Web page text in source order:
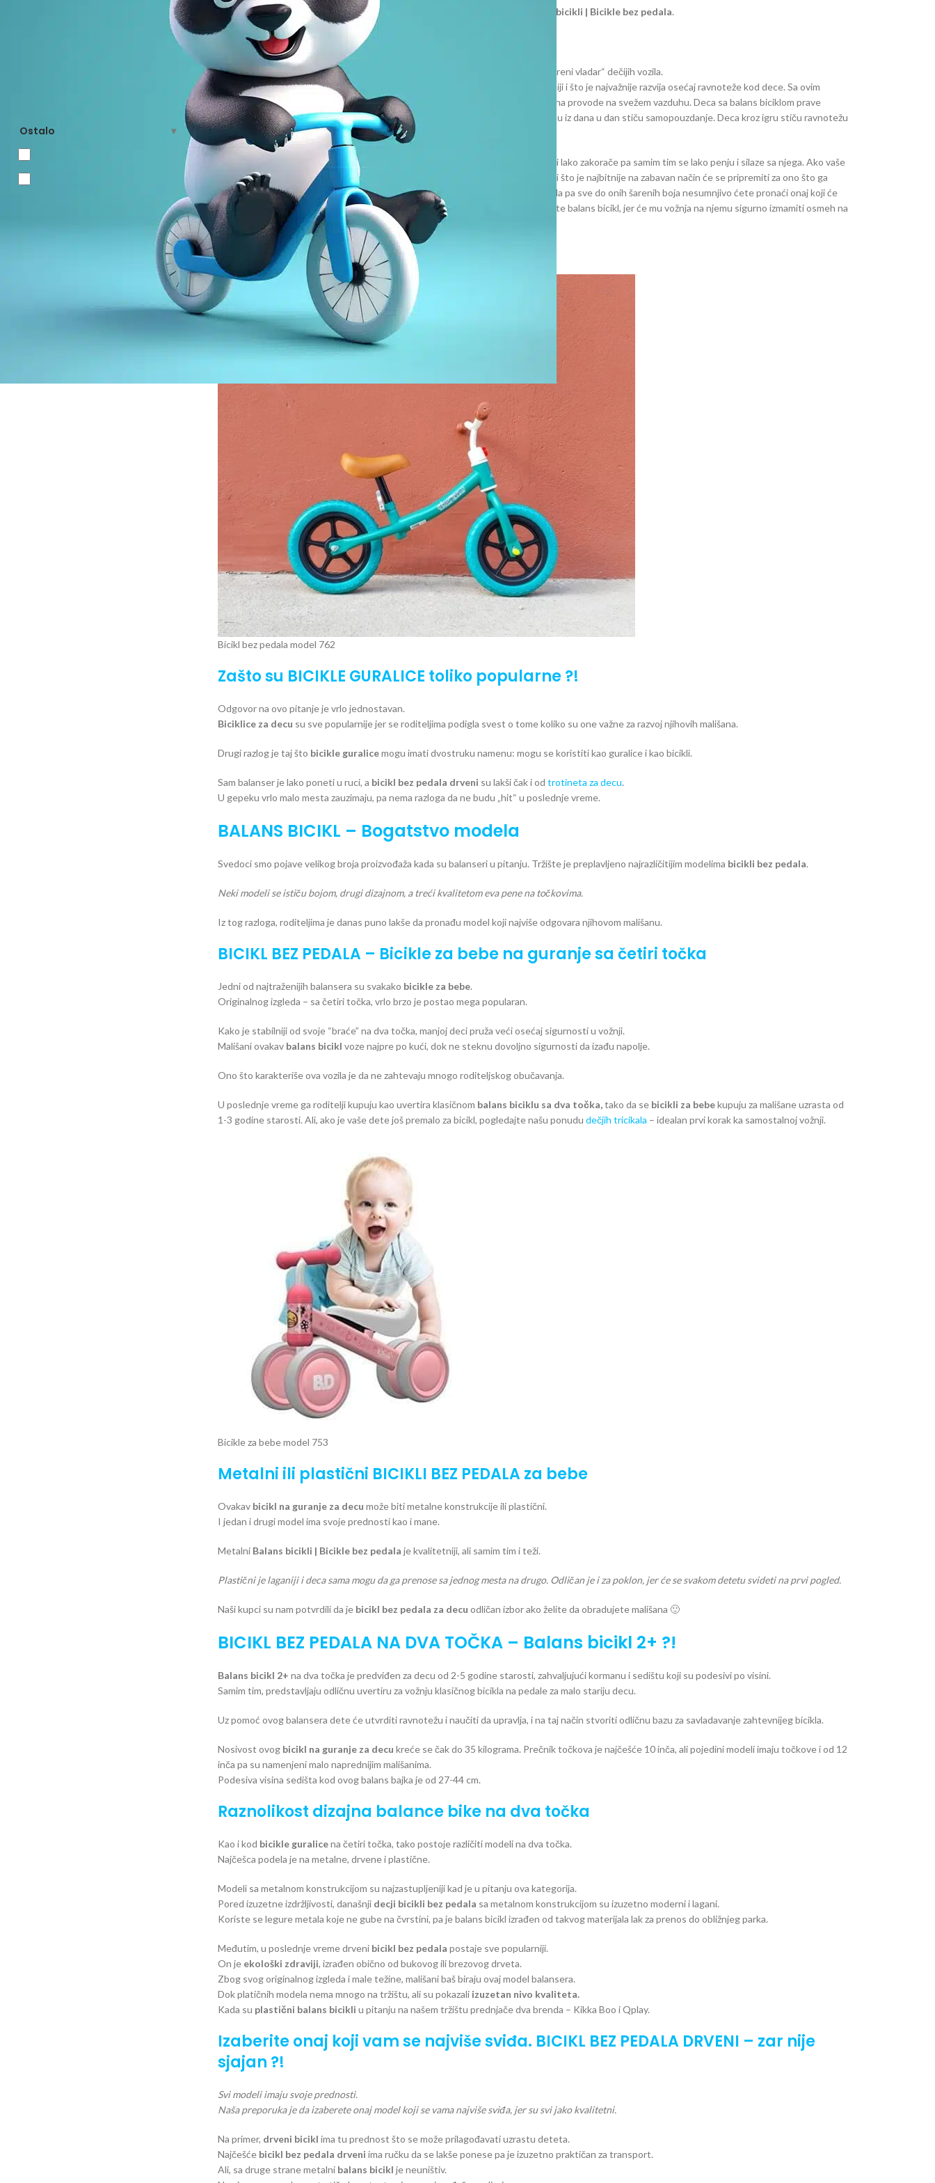
8.592
Ostalo
Kao što možete primetiti dok šetate parkom, sve je više dece koja voze Balans bicikli | Bicikle bez pedala.
Ako nisu najpopularnija vozila za decu, onda su među top četiri.
Odmah posle tricikala, trotineta za decu.
Mada,balans bicikl
pretenduje da kroz nekoliko godina zaseni sve i bude „suvereni vladar“ dečijih vozila.
Potvrda tome leži u činjenici dabicikl bez pedala
je mališanima sve interesantniji i što je najvažnije razvija osećaj ravnoteže kod dece. Sa ovim
proizvodom deca se pretvaraju u prave male avanturiste koji mnogo više vremena provode na svežem vazduhu. Deca sa balans biciklom prave
iskorak u novi svet gde nezavisno upravljaju nekim proizvodom i zahvljajući njemu iz dana u dan stiču samopouzdanje. Deca kroz igru stiču ravnotežu
i dobru kordinaciju – šta više tražiti od jednog dečijeg proizvoda?
Balans bicikle su tako izrađene da pruže sigurnu vožnju, sa ramom kojeg mališani lako zakorače pa samim tim se lako penju i silaze sa njega. Ako vaše
dete voli da istražuje svet oko sebe ovaj dvotočkaš je idealan proizvod za njega i što je najbitnije na zabavan način će se pripremiti za ono što ga
čeka, a to je bicikl na pedale. Zahvaljujući raznolikom dizajnu, od modernih modela pa sve do onih šarenih boja nesumnjivo ćete pronaći onaj koji će
se najviše svideti vašem mališanu. Najbolji način da vaše dete uživa u slobodi jeste balans bicikl, jer će mu vožnja na njemu sigurno izmamiti osmeh na
licu.
Sami pedijatri ga preporučuju zbog razvoja motoričke sposobnosti kod dece.
Bicikl bez pedala model 762
Zašto su BICIKLE GURALICE toliko popularne ?!
Odgovor na ovo pitanje je vrlo jednostavan.
Biciklice za decu su sve popularnije jer se roditeljima podigla svest o tome koliko su one važne za razvoj njihovih mališana.
Drugi razlog je taj što bicikle guralicemogu imati dvostruku namenu: mogu se koristiti kao guralice i kao bicikli.
Sam balanser je lako poneti u ruci, a bicikl bez pedala drveni su lakši čak i od trotineta za decu.
U gepeku vrlo malo mesta zauzimaju, pa nema razloga da ne budu „hit“ u poslednje vreme.
BALANS BICIKL – Bogatstvo modela
Svedoci smo pojave velikog broja proizvođaža kada su balanseri u pitanju. Tržište je preplavljeno najrazličitijim modelima bicikli bez pedala.
Neki modeli se ističu bojom, drugi dizajnom, a treći kvalitetom eva pene na točkovima.
Iz tog razloga, roditeljima je danas puno lakše da pronađu model koji najviše odgovara njihovom mališanu.
BICIKL BEZ PEDALA – Bicikle za bebe na guranje sa četiri točka
Jedni od najtraženijih balansera su svakako bicikle za bebe.
Originalnog izgleda – sa četiri točka, vrlo brzo je postao mega popularan.
Kako je stabilniji od svoje “braće” na dva točka, manjoj deci pruža veći osećaj sigurnosti u vožnji.
Mališani ovakav balans bicikl voze najpre po kući, dok ne steknu dovoljno sigurnosti da izađu napolje.
Ono što karakteriše ova vozila je da ne zahtevaju mnogo roditeljskog obučavanja.
U poslednje vreme ga roditelji kupuju kao uvertira klasičnom balans biciklu sa dva točka,tako da se bicikli za bebekupuju za mališane uzrasta od
1-3 godine starosti. Ali, ako je vaše dete još premalo za bicikl, pogledajte našu ponudu dečjih tricikala – idealan prvi korak ka samostalnoj vožnji.
Bicikle za bebe model 753
Metalni ili plastični BICIKLI BEZ PEDALA za bebe
Ovakav bicikl na guranje za decu može biti metalne konstrukcije ili plastični.
I jedan i drugi model ima svoje prednosti kao i mane.
Metalni Balans bicikli | Bicikle bez pedala je kvalitetniji, ali samim tim i teži.
Plastični je laganiji i deca sama mogu da ga prenose sa jednog mesta na drugo. Odličan je i za poklon, jer će se svakom detetu svideti na prvi pogled.
Naši kupci su nam potvrdili da je bicikl bez pedala za decu odličan izbor ako želite da obradujete mališana 🙂
BICIKL BEZ PEDALA NA DVA TOČKA – Balans bicikl 2+ ?!
Balans bicikl 2+ na dva točka je predviđen za decu od 2-5 godine starosti, zahvaljujući kormanu i sedištu koji su podesivi po visini.
Samim tim, predstavljaju odličnu uvertiru za vožnju klasičnog bicikla na pedale za malo stariju decu.
Uz pomoć ovog balansera dete će utvrditi ravnotežu i naučiti da upravlja, i na taj način stvoriti odličnu bazu za savladavanje zahtevnijeg bicikla.
Nosivost ovog bicikl na guranje za decu kreće se čak do 35 kilograma. Prečnik točkova je najčešće 10 inča, ali pojedini modeli imaju točkove i od 12
inča pa su namenjeni malo naprednijim mališanima.
Podesiva visina sedišta kod ovog balans bajka je od 27-44 cm.
Raznolikost dizajna balance bike na dva točka
Kao i kod bicikle guralicena četiri točka, tako postoje različiti modeli na dva točka.
Najčešca podela je na metalne, drvene i plastične.
Modeli sa metalnom konstrukcijom su najzastupljeniji kad je u pitanju ova kategorija.
Pored izuzetne izdržljivosti, današnji decji bicikli bez pedala sa metalnom konstrukcijom su izuzetno moderni i lagani.
Koriste se legure metala koje ne gube na čvrstini, pa je balans bicikl izrađen od takvog materijala lak za prenos do obližnjeg parka.
Međutim, u poslednje vreme drveni bicikl bez pedala postaje sve popularniji.
On je ekološki zdraviji, izrađen obično od bukovog ili brezovog drveta.
Zbog svog originalnog izgleda i male težine, mališani baš biraju ovaj model balansera.
Dok platičnih modela nema mnogo na tržištu, ali su pokazali izuzetan nivo kvaliteta.
Kada su plastični balans bicikli u pitanju na našem tržištu prednjače dva brenda – Kikka Boo i Qplay.
Izaberite onaj koji vam se najviše sviđa. BICIKL BEZ PEDALA DRVENI – zar nije
sjajan ?!
Svi modeli imaju svoje prednosti.
Naša preporuka je da izaberete onaj model koji se vama najviše sviđa, jer su svi jako kvalitetni.
Na primer, drveni bicikl ima tu prednost što se može prilagođavati uzrastu deteta.
Najčešće bicikl bez pedala drveni ima ručku da se lakše ponese pa je izuzetno praktičan za transport.
Ali, sa druge strane metalni balans bicikl je neuništiv.